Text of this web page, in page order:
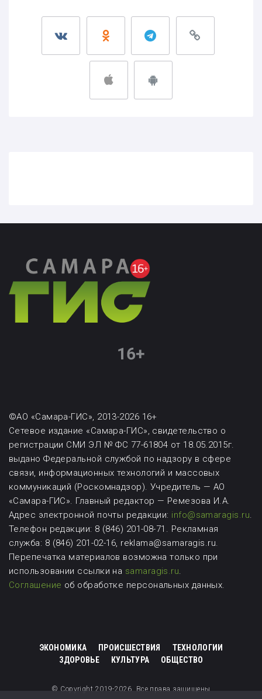
©АО «Самара-ГИС», 2013-2026 16+
Сетевое издание «Самара-ГИС», свидетельство о
регистрации СМИ ЭЛ № ФС 77-61804 от 18.05.2015г.
выдано Федеральной службой по надзору в сфере
связи, информационных технологий и массовых
коммуникаций (Роскомнадзор). Учредитель — АО
«Самара-ГИС». Главный редактор — Ремезова И.А.
Адрес электронной почты редакции: info@samaragis.ru.
Телефон редакции: 8 (846) 201-08-71. Рекламная
служба: 8 (846) 201-02-16, reklama@samaragis.ru.
Перепечатка материалов возможнатолько при
использовании ссылки на samaragis.ru.
Соглашение об обработке персональных данных.
ЭКОНОМИКА ПРОИСШЕСТВИЯ
ТЕХНОЛОГИИ
ЗДОРОВЬЕ
КУЛЬТУРА ОБЩЕСТВО
© Copyright 2019-2026. Все права защищены